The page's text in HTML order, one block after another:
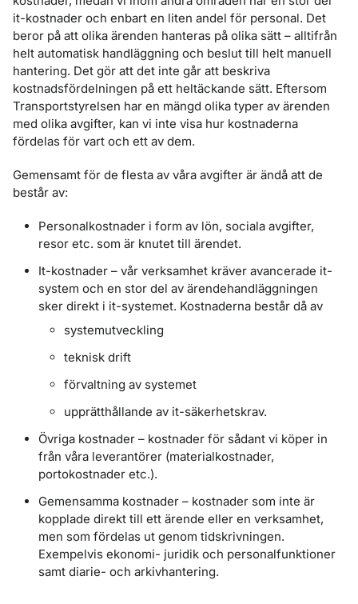
it-kostnader och enbart en liten andel för personal. Det
beror på att olika ärenden hanteras på olika sätt – alltifrån
helt automatisk handläggning och beslut till helt manuell
hantering. Det gör att det inte går att beskriva
kostnadsfördelningen på ett heltäckande sätt. Eftersom
Transportstyrelsen har en mängd olika typer av ärenden
med olika avgifter, kan vi inte visa hur kostnaderna
fördelas för vart och ett av dem.
Gemensamt för de flesta av våra avgifter är ändå att de
består av:
Personalkostnader i form av lön, sociala avgifter,
resor etc. som är knutet till ärendet.
It-kostnader – vår verksamhet kräver avancerade it-
system och en stor del av ärendehandläggningen
sker direkt i it-systemet. Kostnaderna består då av
systemutveckling
teknisk drift
förvaltning av systemet
upprätthållande av it-säkerhetskrav.
Övriga kostnader – kostnader för sådant vi köper in
från våra leverantörer (materialkostnader,
portokostnader etc.).
Gemensamma kostnader – kostnader som inte är
kopplade direkt till ett ärende eller en verksamhet,
men som fördelas ut genom tidskrivningen.
Exempelvis ekonomi- juridik och personalfunktioner
samt diarie- och arkivhantering.